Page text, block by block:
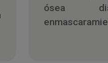
ósea